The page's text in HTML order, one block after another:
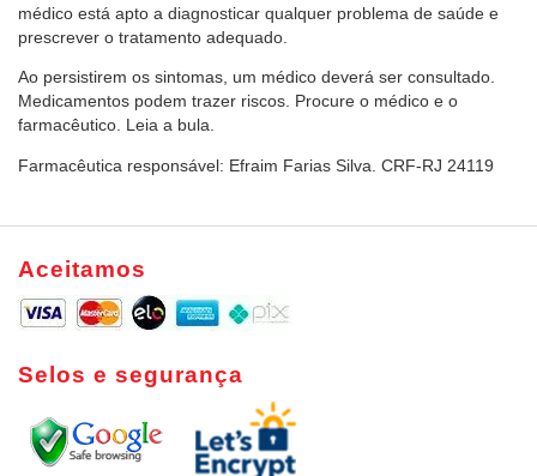
médico está apto a diagnosticar qualquer problema de saúde e
prescrever o tratamento adequado.
Ao persistirem os sintomas, um médico deverá ser consultado.
Medicamentos podem trazer riscos. Procure o médico e o
farmacêutico. Leia a bula.
Farmacêutica responsável: Efraim Farias Silva. CRF-RJ 24119
Aceitamos
Selos e segurança